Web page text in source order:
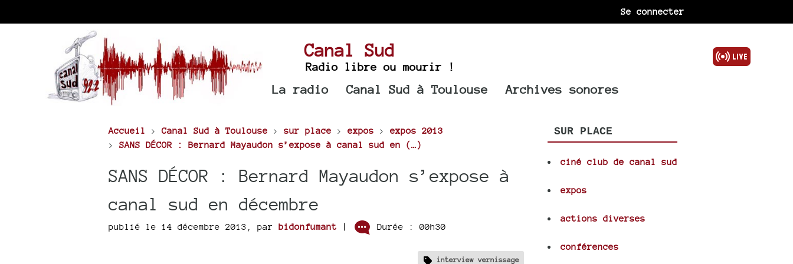
Se connecter
Canal Sud
Radio libre ou mourir !
La radio Canal Sud à Toulouse Archives sonores
Accueil >Canal Sud à Toulouse > sur place > expos > expos 2013
> SANS DÉCOR : Bernard Mayaudon s’expose à canal sud en (…)
SANS DÉCOR : Bernard Mayaudon s’expose à
canal sud en décembre
publié le 14 décembre 2013 par bidonfumant | Durée : 00h30
interview vernissage
SUR PLACE
ciné club de canal sud
expos
actions diverses
conférences